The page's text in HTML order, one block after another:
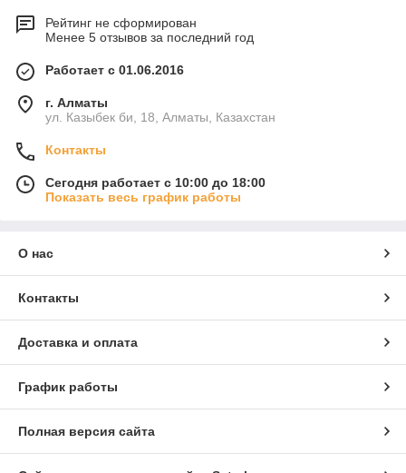
Рейтинг не сформирован
Менее 5 отзывов за последний год
Работает с 01.06.2016
г. Алматы
ул. Казыбек би, 18, Алматы, Казахстан
Контакты
Сегодня работает с 10:00 до 18:00
Показать весь график работы
О нас
Контакты
Доставка и оплата
График работы
Полная версия сайта